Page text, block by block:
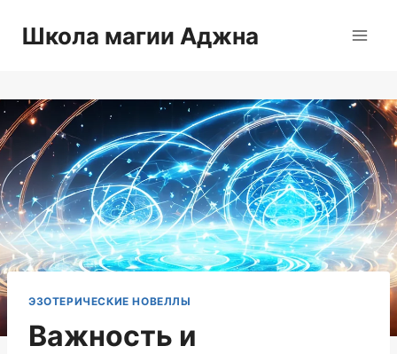
Школа магии Аджна
ЭЗОТЕРИЧЕСКИЕ НОВЕЛЛЫ
Важность и